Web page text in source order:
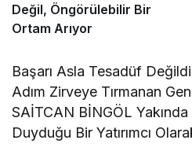
Değil, Öngörülebilir Bir
Ortam Arıyor
Başarı Asla Tesadüf
Adım Zirveye Tırmanan
SAİTCAN BİNGÖL
Duyduğu Bir Yatırımcı